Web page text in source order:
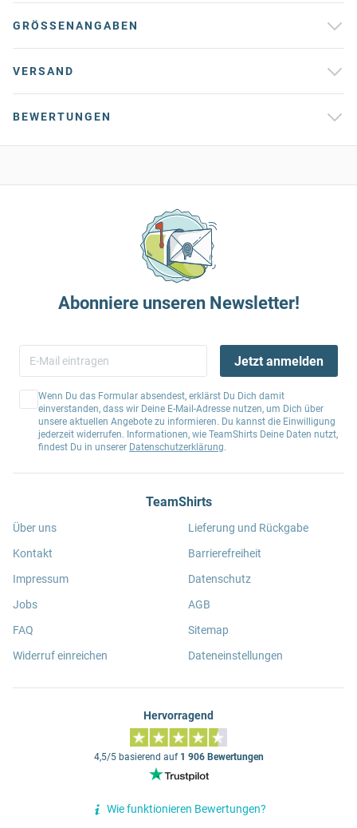
GRÖSSENANGABEN
VERSAND
BEWERTUNGEN
Abonniere unseren Newsletter!
Jetzt anmelden
Wenn Du das Formular absendest, erklärst Du Dich damit
einverstanden, dass wir Deine E-Mail-Adresse nutzen, um Dich über
unsere aktuellen Angebote zu informieren. Du kannst die Einwilligung
jederzeit widerrufen. Informationen, wie TeamShirts Deine Daten nutzt,
findest Du in unserer Datenschutzerklärung.
TeamShirts
Über uns
Kontakt
Impressum
Jobs
FAQ
Widerruf einreichen
Lieferung und Rückgabe
Barrierefreiheit
Datenschutz
AGB
Sitemap
Dateneinstellungen
Hervorragend
4,5/5 basierend auf 1 906 Bewertungen
Wie funktionieren Bewertungen?